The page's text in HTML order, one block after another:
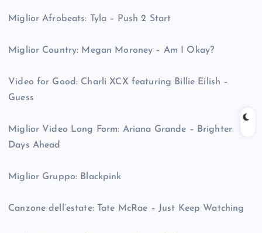
Miglior Afrobeats: Tyla – Push 2 Start
Miglior Country: Megan Moroney – Am I Okay?
Video for Good: Charli XCX featuring Billie Eilish –
Guess
Miglior Video Long Form: Ariana Grande – Brighter
Days Ahead
Miglior Gruppo: Blackpink
Canzone dell’estate: Tate McRae – Just Keep Watching